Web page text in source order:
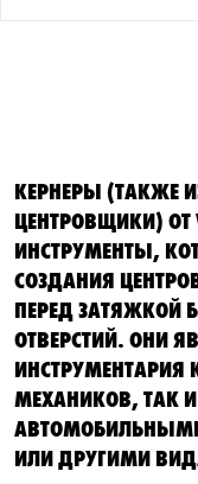
КЕРНЕРЫ (ТАКЖЕ
ЦЕНТРОВЩИКИ) ОТ
ИНСТРУМЕНТЫ,
СОЗДАНИЯ
ПЕРЕД ЗАТЯЖКОЙ
ОТВЕРСТИЙ. ОНИ
МЕХАНИКОВ, ТАК
ИЛИ ДРУГИМИ